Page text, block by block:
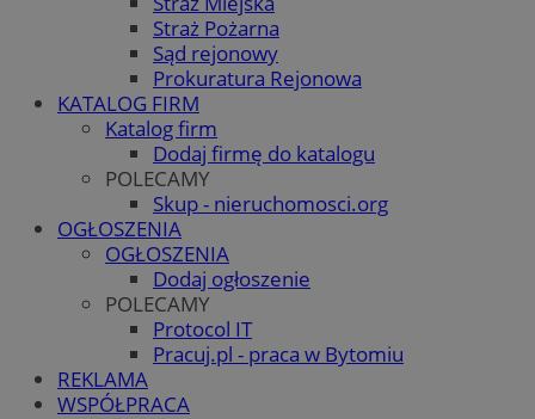
Straż Pożarna
Sąd rejonowy
Prokuratura Rejonowa
KATALOG FIRM
Katalog firm
Dodaj firmę do katalogu
POLECAMY
Skup - nieruchomosci.org
OGŁOSZENIA
OGŁOSZENIA
Dodaj ogłoszenie
POLECAMY
Protocol IT
Pracuj.pl - praca w Bytomiu
REKLAMA
WSPÓŁPRACA